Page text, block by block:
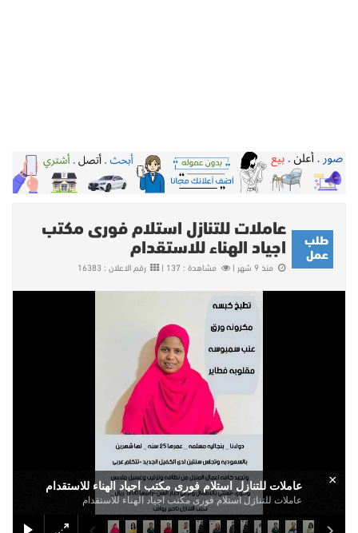
طلب
عمل
عاملات للتنازل استلام فورى مكتب
اجياد الهناء للاستقدام
منذ 9 شهر | مشاهدة : 137 | رقم الاعلان : 16383
عاملات للتنازل استلام فورى مكتب اجياد الهناء للاستقدام
عاملات للتنازل استلام فورى مكتب اجياد الهناء للاستقدام
×